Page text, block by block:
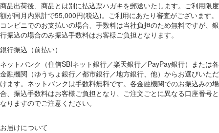
商品出荷後、商品とは別に払込票ハガキを郵送いたします。ご利用限度
額が同月内累計で55,000円(税込)。ご利用にあたり審査がございます。
コンビニでのお支払いの場合、手数料は当社負担のため無料ですが、銀
行振込の場合のみ振込手数料はお客様ご負担となります。
銀行振込（前払い）
ネットバンク（住信SBIネット銀行／楽天銀行／PayPay銀行）または各
金融機関（ゆうちょ銀行／都市銀行／地方銀行、他）からお選びいただ
けます。ネットバンクは手数料無料です。各金融機関でのお振込みの場
合、振込手数料はお客様ご負担となり、ご注文ごとに異なる口座番号と
なりますのでご注意ください。
お届けについて